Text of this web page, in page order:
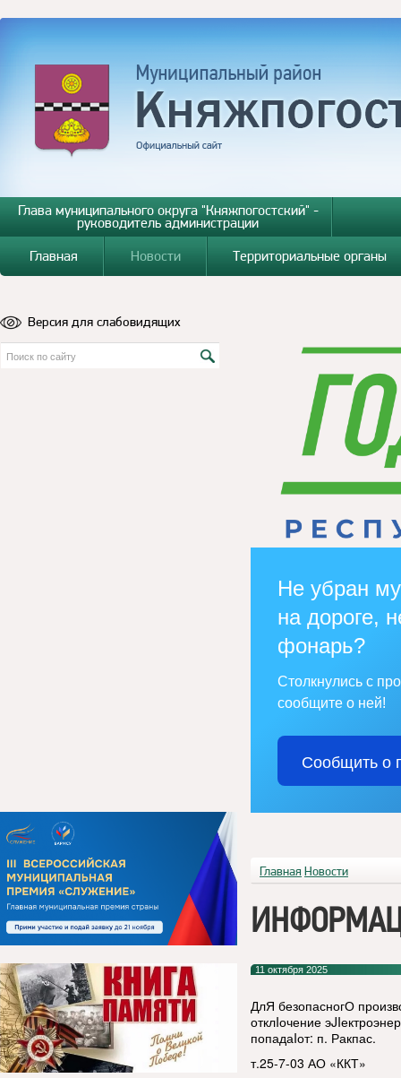
Глава муниципального округа "Княжпогостский" -
руководитель администрации
Главная
Новости Территориальные органы
Версия для слабовидящих
Не убран
на дороге,
фонарь?
Столкнулись с
сообщите о ней!
Сообщить о
Главная Новости
11 октября 2025
ДлЯ безопасногО
отклIочение
попадаIот: п. Ракпас.
т.25-7-03 АО «ККТ»